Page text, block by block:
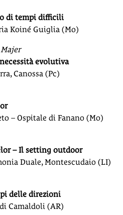
di tempi difficili
Koiné Guiglia (Mo)
evolutiva
Canossa (Pc)
– Ospitale di Fanano (Mo)
– Il setting outdoor
Duale, Montescudaio (LI)
delle direzioni
Camaldoli (AR)